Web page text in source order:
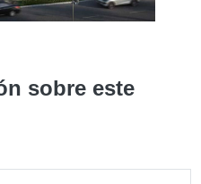
sobre este